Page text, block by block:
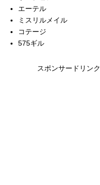
エーテル
ミスリルメイル
コテージ
575ギル
スポンサードリンク